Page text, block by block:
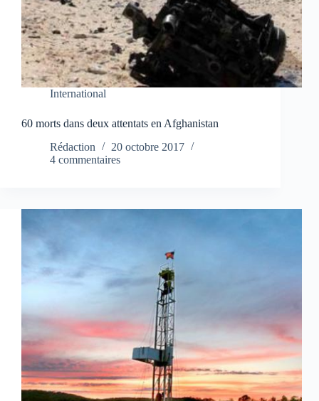
International
60 morts dans deux attentats en Afghanistan
Rédaction
20 octobre 2017
4 commentaires